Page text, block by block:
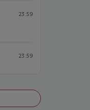
23:59
23:59